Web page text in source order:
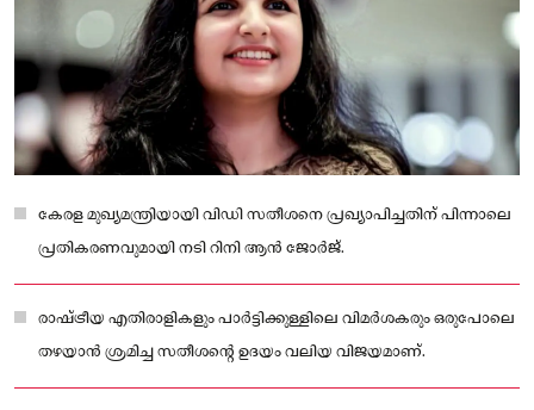
കേരള മുഖ്യമന്ത്രിയായി വിഡി സതീശനെ പ്രഖ്യാപിച്ചതിന് പിന്നാലെ
പ്രതികരണവുമായി നടി റിനി ആൻ ജോർജ്.
രാഷ്ട്രീയ എതിരാളികളും പാർട്ടിക്കുള്ളിലെ വിമർശകരും ഒരുപോലെ
തഴയാൻ ശ്രമിച്ച സതീശന്റെ ഉദയം വലിയ വിജയമാണ്.